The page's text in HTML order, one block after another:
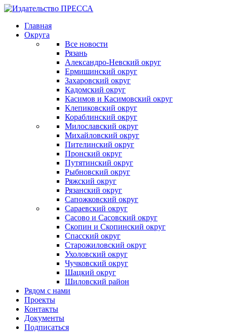
Главная
Округа
Все новости
Рязань
Александро-Невский округ
Ермишинский округ
Захаровский округ
Кадомский округ
Касимов и Касимовский округ
Клепиковский округ
Кораблинский округ
Милославский округ
Михайловский округ
Пителинский округ
Пронский округ
Путятинский округ
Рыбновский округ
Ряжский округ
Рязанский округ
Сапожковский округ
Сараевский округ
Сасово и Сасовский округ
Скопин и Скопинский округ
Спасский округ
Старожиловский округ
Ухоловский округ
Чучковский округ
Шацкий округ
Шиловский район
Рядом с нами
Проекты
Контакты
Документы
Подписаться